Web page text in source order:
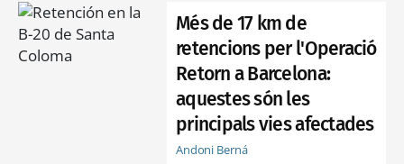
Més de 17 km de
retencions per l'Operació
Retorn a Barcelona:
aquestes són les
principals vies afectades
Andoni Berná